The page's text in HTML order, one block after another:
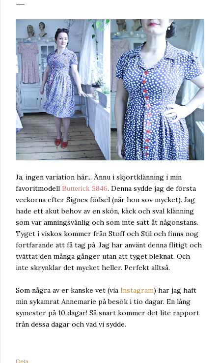
Ja, ingen variation här... Ännu i skjortklänning i min
favoritmodell Butterick 5846. Denna sydde jag de första
veckorna efter Signes födsel (när hon sov mycket). Jag
hade ett akut behov av en skön, käck och sval klänning
som var amningsvänlig och som inte satt åt någonstans.
Tyget i viskos kommer från Stoff och Stil och finns nog
fortfarande att få tag på. Jag har använt denna flitigt och
tvättat den många gånger utan att tyget bleknat. Och
inte skrynklar det mycket heller. Perfekt alltså.
Som några av er kanske vet (via Instagram) har jag haft
min sykamrat Annemarie på besök i tio dagar. En lång
symester på 10 dagar! Så snart kommer det lite rapport
från dessa dagar och vad vi sydde.
Dela